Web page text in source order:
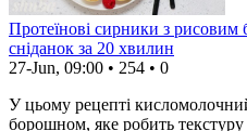
Протеїнові сирники з
сніданок за 20 хвилин
27-Jun, 09:00 • 254 • 0
У цьому рецепті
борошном, яке робить